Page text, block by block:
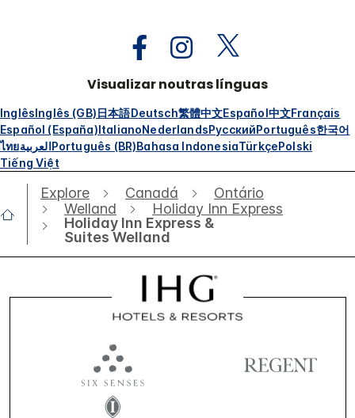
Visualizar noutras línguas
InglêsInglês (GB)日本語Deutsch繁體中文Español中文Français
Español (España)ItalianoNederlandsРусскийPortuguês한국어
ไทยالعربيةPortuguês (BR)Bahasa IndonesiaTürkçePolski
Tiếng Việt
Explore Canadá
Ontário
Welland
Holiday Inn Express
Holiday Inn Express &
Suites Welland